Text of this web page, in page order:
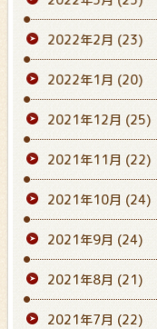
2022年2月 (23)
2022年1月 (20)
2021年12月 (25)
2021年11月 (22)
2021年10月 (24)
2021年9月 (24)
2021年8月 (21)
2021年7月 (22)